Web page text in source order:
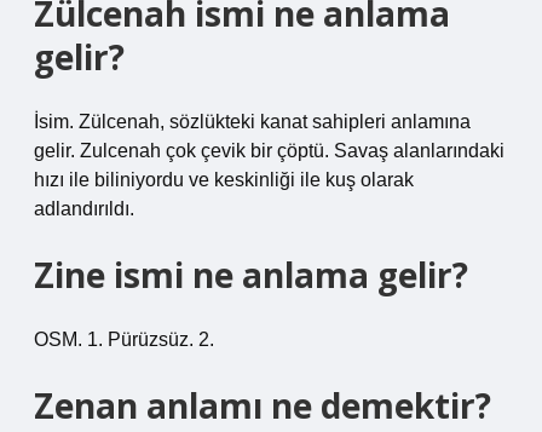
Zülcenah ismi ne anlama
gelir?
İsim. Zülcenah, sözlükteki kanat sahipleri anlamına
gelir. Zulcenah çok çevik bir çöptü. Savaş alanlarındaki
hızı ile biliniyordu ve keskinliği ile kuş olarak
adlandırıldı.
Zine ismi ne anlama gelir?
OSM. 1. Pürüzsüz. 2.
Zenan anlamı ne demektir?